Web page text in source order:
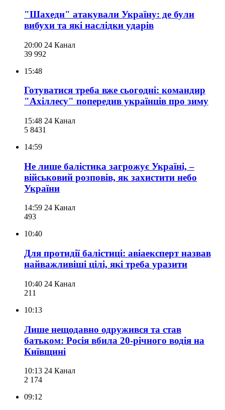
"Шахеди" атакували Україну: де були
вибухи та які наслідки ударів
20:00 24 Канал
39 992
15:48
Готуватися треба вже сьогодні: командир
"Ахіллесу" попередив українців про зиму
15:48 24 Канал
5 8431
14:59
Не лише балістика загрожує Україні, –
військовий розповів, як захистити небо
України
14:59 24 Канал
493
10:40
Для протидії балістиці: авіаексперт назвав
найважливіші цілі, які треба уразити
10:40 24 Канал
211
10:13
Лише нещодавно одружився та став
батьком: Росія вбила 20-річного водія на
Київщині
10:13 24 Канал
2 174
09:12